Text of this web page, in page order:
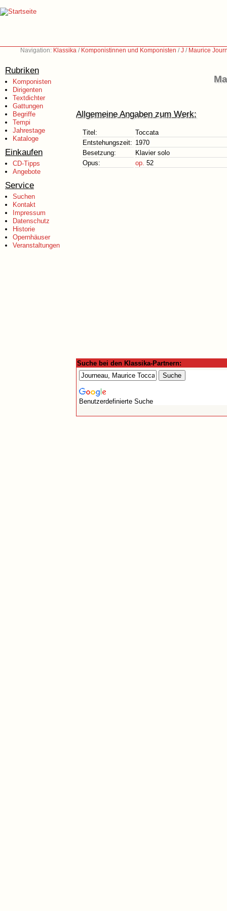
Navigation: Klassika / Komponistinnen und Komponisten /J / Maurice
Rubriken
Komponisten
Dirigenten
Textdichter
Gattungen
Begriffe
Tempi
Jahrestage
Kataloge
Einkaufen
CD-Tipps
Angebote
Service
Suchen
Kontakt
Impressum
Datenschutz
Historie
Opernhäuser
Veranstaltungen
Allgemeine Angaben zum Werk:
Titel:
Toccata
Entstehungszeit: 1970
Besetzung:
Klavier solo
Opus:
op. 52
Suche bei den Klassika-Partnern:
Benutzerdefinierte Suche